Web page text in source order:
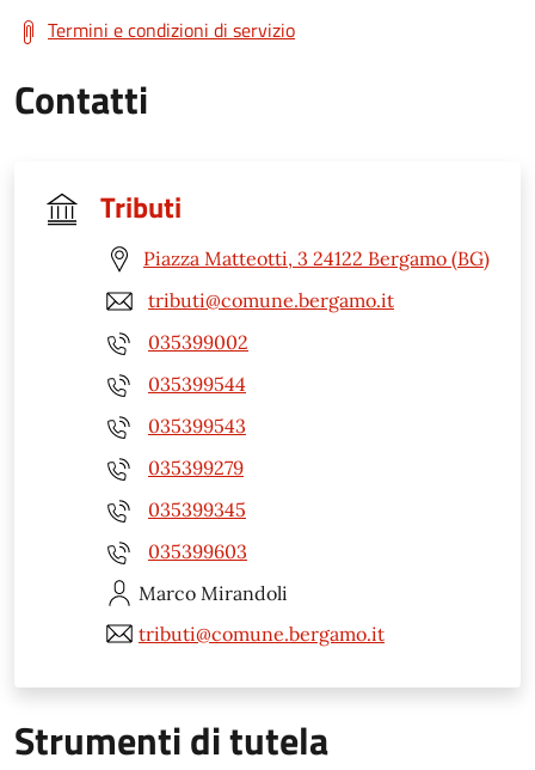
Termini e condizioni di servizio
Contatti
Tributi
Piazza Matteotti, 3 24122 Bergamo (BG)
tributi@comune.bergamo.it
035399002
035399544
035399543
035399279
035399345
035399603
Marco Mirandoli
tributi@comune.bergamo.it
Strumenti di tutela